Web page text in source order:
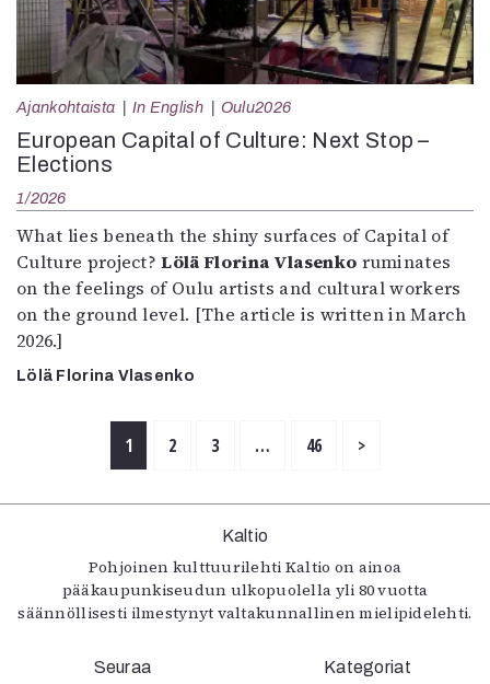
Ajankohtaista In English Oulu2026
European Capital of Culture: Next Stop –
Elections
1/2026
What lies beneath the shiny surfaces of Capital of
Culture project?Lölä Florina Vlasenko ruminates
on the feelings of Oulu artists and cultural workers
on the ground level. [The article is written in March
2026.]
Lölä Florina Vlasenko
1 2 3 … 46 >
Kaltio
Pohjoinen kulttuurilehti Kaltio on ainoa
pääkaupunkiseudun ulkopuolella yli 80 vuotta
säännöllisesti ilmestynyt valtakunnallinen mielipidelehti.
Seuraa Kategoriat